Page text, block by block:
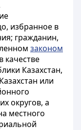
избранное в
гражданин,
законом
качестве
Казахстан,
или
округов, а
местного